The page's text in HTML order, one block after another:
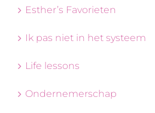
Esther’s Favorieten
Ik pas niet in het systeem
Life lessons
Ondernemerschap